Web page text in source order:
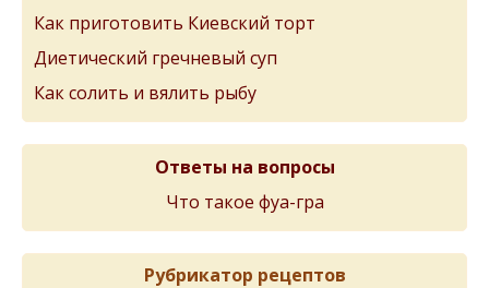
Как приготовить Киевский торт
Диетический гречневый суп
Как солить и вялить рыбу
Ответы на вопросы
Что такое фуа-гра
Рубрикатор рецептов